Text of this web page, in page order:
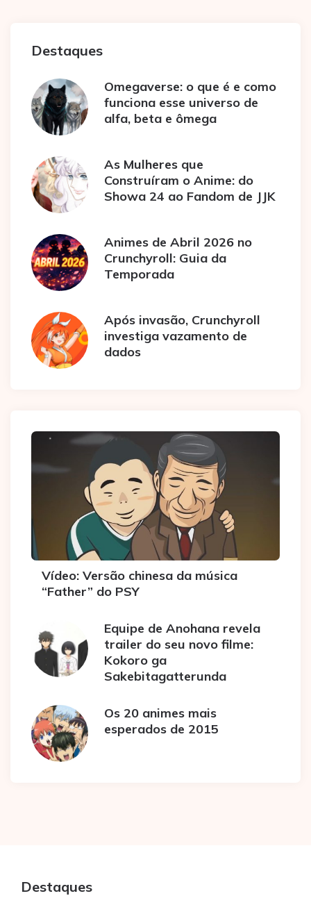
Destaques
Omegaverse: o que é e como
funciona esse universo de
alfa, beta e ômega
As Mulheres que
Construíram o Anime: do
Showa 24 ao Fandom de JJK
Animes de Abril 2026 no
Crunchyroll: Guia da
Temporada
Após invasão, Crunchyroll
investiga vazamento de
dados
Vídeo: Versão chinesa da música
“Father” do PSY
Equipe de Anohana revela
trailer do seu novo filme:
Kokoro ga
Sakebitagatterunda
Os 20 animes mais
esperados de 2015
Destaques